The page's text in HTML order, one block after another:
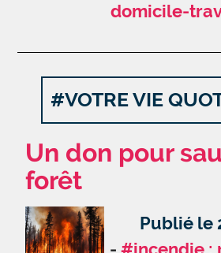
domicile-
#VOTRE VIE
Un don pour
forêt
Publié le